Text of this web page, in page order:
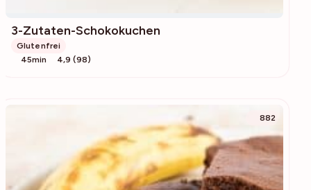
3-Zutaten-Schokokuchen
Glutenfrei
45min
4,9 (98)
882